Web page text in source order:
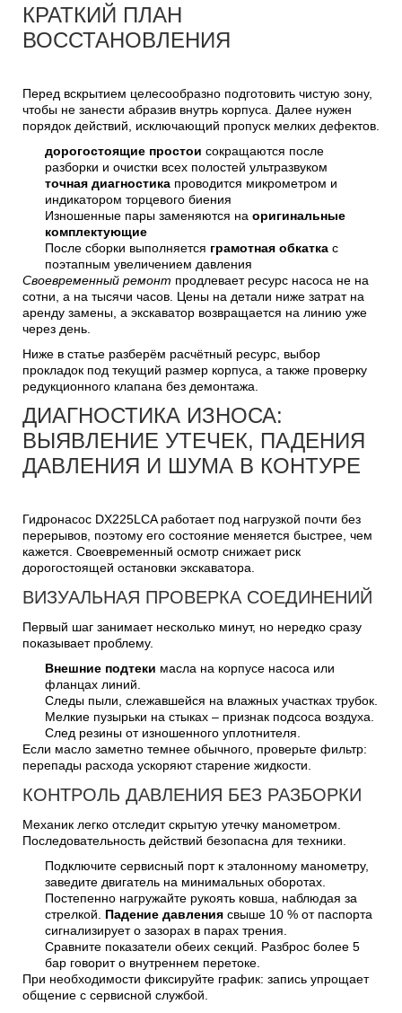
КРАТКИЙ ПЛАН
ВОССТАНОВЛЕНИЯ
Перед вскрытием целесообразно подготовить чистую зону,
чтобы не занести абразив внутрь корпуса. Далее нужен
порядок действий, исключающий пропуск мелких дефектов.
дорогостоящие простои сокращаются после
разборки и очистки всех полостей ультразвуком
точная диагностика проводится микрометром и
индикатором торцевого биения
Изношенные пары заменяются на оригинальные
комплектующие
После сборки выполняется грамотная обкатка с
поэтапным увеличением давления
Своевременный ремонт продлевает ресурс насоса не на
сотни, а на тысячи часов. Цены на детали ниже затрат на
аренду замены, а экскаватор возвращается на линию уже
через день.
Ниже в статье разберём расчётный ресурс, выбор
прокладок под текущий размер корпуса, а также проверку
редукционного клапана без демонтажа.
ДИАГНОСТИКА ИЗНОСА:
ВЫЯВЛЕНИЕ УТЕЧЕК, ПАДЕНИЯ
ДАВЛЕНИЯ И ШУМА В КОНТУРЕ
Гидронасос DX225LCA работает под нагрузкой почти без
перерывов, поэтому его состояние меняется быстрее, чем
кажется. Своевременный осмотр снижает риск
дорогостоящей остановки экскаватора.
ВИЗУАЛЬНАЯ ПРОВЕРКА СОЕДИНЕНИЙ
Первый шаг занимает несколько минут, но нередко сразу
показывает проблему.
Внешние подтеки масла на корпусе насоса или
фланцах линий.
Следы пыли, слежавшейся на влажных участках трубок.
Мелкие пузырьки на стыках – признак подсоса воздуха.
След резины от изношенного уплотнителя.
Если масло заметно темнее обычного, проверьте фильтр:
перепады расхода ускоряют старение жидкости.
КОНТРОЛЬ ДАВЛЕНИЯ БЕЗ РАЗБОРКИ
Механик легко отследит скрытую утечку манометром.
Последовательность действий безопасна для техники.
Подключите сервисный порт к эталонному манометру,
заведите двигатель на минимальных оборотах.
Постепенно нагружайте рукоять ковша, наблюдая за
стрелкой. Падение давления свыше 10 % от паспорта
сигнализирует о зазорах в парах трения.
Сравните показатели обеих секций. Разброс более 5
бар говорит о внутреннем перетоке.
При необходимости фиксируйте график: запись упрощает
общение с сервисной службой.